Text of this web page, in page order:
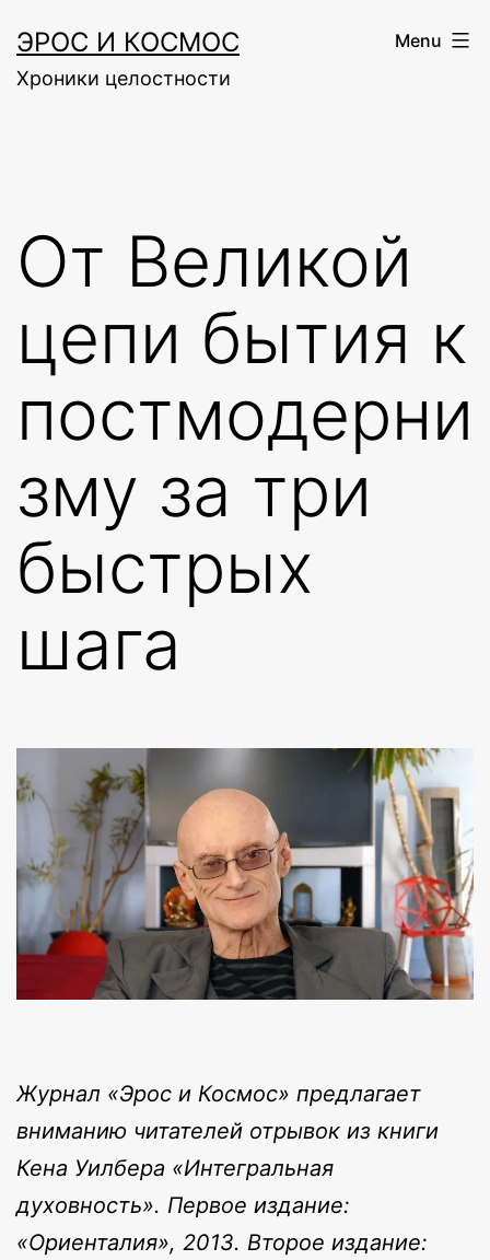
to
content
ЭРОС И КОСМОС
Хроники целостности
Menu
От Великой
цепи бытия к
постмодерни
зму за три
быстрых
шага
Журнал «Эрос и Космос» предлагает
вниманию читателей отрывок из книги
Кена Уилбера «Интегральная
духовность». Первое издание:
«Ориенталия», 2013. Второе издание: